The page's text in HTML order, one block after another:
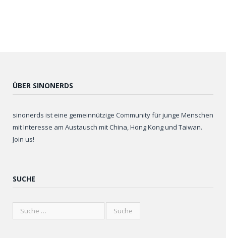
ÜBER SINONERDS
sinonerds ist eine gemeinnützige Community für junge Menschen
mit Interesse am Austausch mit China, Hong Kong und Taiwan.
Join us!
SUCHE